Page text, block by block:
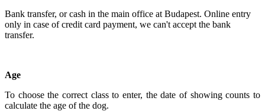
Bank transfer, or cash in the main office at Budapest. Online entry
only in case of credit card payment, we can't accept the bank
transfer.
Age
To choose the correct class to enter, the date of showing counts to
calculate the age of the dog.